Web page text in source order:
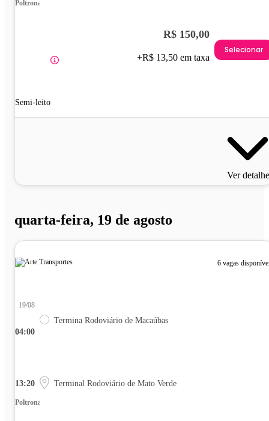
Poltrona
Semi-leito
R$ 150,00
+R$ 13,50 em taxa
Selecionar
Ver
quarta-feira, 19 de agosto
6 vagas
04:00
19/08
Termina Rodoviário de Macaúbas
13:20 Terminal Rodoviário de Mato Verde
Poltrona